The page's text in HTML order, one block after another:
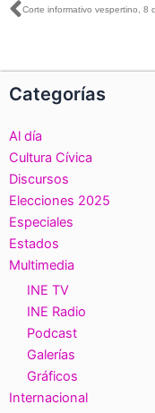
Ant
Categorías
Al día
Cultura Cívica
Discursos
Elecciones 2025
Especiales
Estados
Multimedia
INE TV
INE Radio
Podcast
Galerías
Gráficos
Internacional